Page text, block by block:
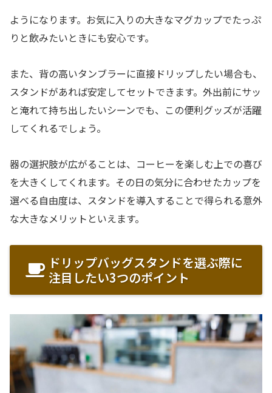
ようになります。お気に入りの大きなマグカップでたっぷ
りと飲みたいときにも安心です。
また、背の高いタンブラーに直接ドリップしたい場合も、
スタンドがあれば安定してセットできます。外出前にサッ
と淹れて持ち出したいシーンでも、この便利グッズが活躍
してくれるでしょう。
器の選択肢が広がることは、コーヒーを楽しむ上での喜び
を大きくしてくれます。その日の気分に合わせたカップを
選べる自由度は、スタンドを導入することで得られる意外
な大きなメリットといえます。
ドリップバッグスタンドを選ぶ際に
注目したい3つのポイント